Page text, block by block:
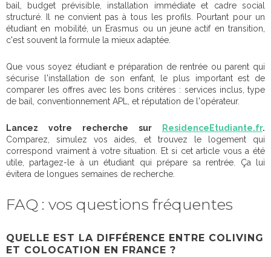
bail, budget prévisible, installation immédiate et cadre social
structuré. Il ne convient pas à tous les profils. Pourtant pour un
étudiant en mobilité, un Erasmus ou un jeune actif en transition,
c'est souvent la formule la mieux adaptée.
Que vous soyez étudiant e préparation de rentrée ou parent qui
sécurise l'installation de son enfant, le plus important est de
comparer les offres avec les bons critères : services inclus, type
de bail, conventionnement APL, et réputation de l'opérateur.
Lancez votre recherche sur ResidenceEtudiante.fr.
Comparez, simulez vos aides, et trouvez le logement qui
correspond vraiment à votre situation. Et si cet article vous a été
utile, partagez-le à un étudiant qui prépare sa rentrée. Ça lui
évitera de longues semaines de recherche.
FAQ : vos questions fréquentes
QUELLE EST LA DIFFÉRENCE ENTRE COLIVING
ET COLOCATION EN FRANCE ?